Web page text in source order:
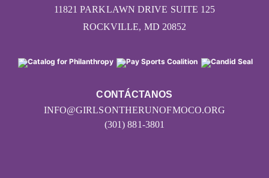
CONTÁCTANOS
INFO@GIRLSONTHERUNOFMOCO.ORG
(301) 881-3801
11821 PARKLAWN DRIVE SUITE 125
ROCKVILLE, MD 20852